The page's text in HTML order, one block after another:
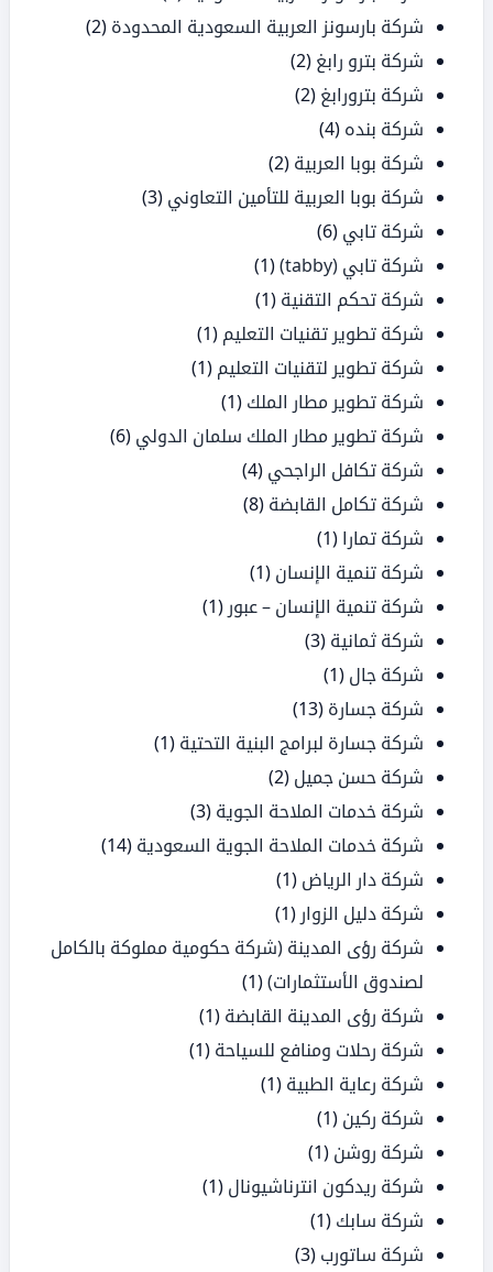
شركة بارسونز العربية السعودية المحدودة (2)
شركة بترو رابغ (2)
شركة بترورابغ (2)
شركة بنده (4)
شركة بوبا العربية (2)
شركة بوبا العربية للتأمين التعاوني (3)
شركة تابي (6)
شركة تابي (tabby)
(1)
شركة تحكم التقنية (1)
شركة تطوير تقنيات التعليم (1)
شركة تطوير لتقنيات التعليم (1)
شركة تطوير مطار الملك (1)
شركة تطوير مطار الملك سلمان الدولي (6)
شركة تكافل الراجحي (4)
شركة تكامل القابضة (8)
شركة تمارا (1)
شركة تنمية الإنسان (1)
شركة تنمية الإنسان – عبور (1)
شركة ثمانية (3)
شركة جال (1)
شركة جسارة (13)
شركة جسارة لبرامج البنية التحتية (1)
شركة حسن جميل (2)
شركة خدمات الملاحة الجوية (3)
شركة خدمات الملاحة الجوية السعودية (14)
شركة دار الرياض (1)
شركة دليل الزوار (1)
شركة رؤى المدينة (شركة حكومية مملوكة بالكامل
لصندوق الأستثمارات)(1)
شركة رؤى المدينة القابضة (1)
شركة رحلات ومنافع للسياحة (1)
شركة رعاية الطبية (1)
شركة ركين (1)
شركة روشن (1)
شركة ريدكون انترناشيونال (1)
شركة سابك (1)
شركة ساتورب (3)